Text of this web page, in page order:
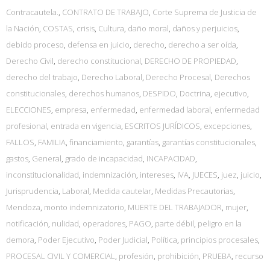
Contracautela., CONTRATO DE TRABAJO, Corte Suprema de Justicia de
la Nación, COSTAS, crisis, Cultura, daño moral, daños y perjuicios,
debido proceso, defensa en juicio, derecho, derecho a ser oída,
Derecho Civil, derecho constitucional, DERECHO DE PROPIEDAD,
derecho del trabajo, Derecho Laboral, Derecho Procesal, Derechos
constitucionales, derechos humanos, DESPIDO, Doctrina, ejecutivo,
ELECCIONES, empresa, enfermedad, enfermedad laboral, enfermedad
profesional, entrada en vigencia, ESCRITOS JURÍDICOS, excepciones,
FALLOS, FAMILIA, financiamiento, garantías, garantías constitucionales,
gastos, General, grado de incapacidad, INCAPACIDAD,
inconstitucionalidad, indemnización, intereses, IVA, JUECES, juez, juicio,
Jurisprudencia, Laboral, Medida cautelar, Medidas Precautorias,
Mendoza, monto indemnizatorio, MUERTE DEL TRABAJADOR, mujer,
notificación, nulidad, operadores, PAGO, parte débil, peligro en la
demora, Poder Ejecutivo, Poder Judicial, Política, principios procesales,
PROCESAL CIVIL Y COMERCIAL, profesión, prohibición, PRUEBA, recurso